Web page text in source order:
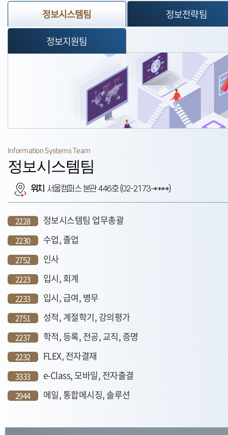
정보시스템팀
Information Systems Team
정보시스템팀
위치 서울캠퍼스 본관 446호 (02-2173-****)
2228 정보시스템팀 업무총괄
2230 수업, 졸업
2752 인사
2223 입시, 회계
2233 입시, 급여, 병무
2751 성적, 계절학기, 강의평가
2237 학적, 등록, 전공, 교직, 증명
2232 FLEX, 전자결재
3333 e-Class, 모바일, 전자출결
2944 메일, 통합메시징, 솔루션
정보전략팀
정보지원팀